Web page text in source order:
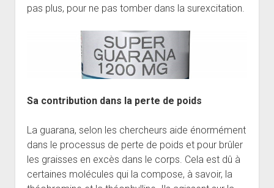
pas plus, pour ne pas tomber dans la surexcitation.
Sa contribution dans la perte de poids
La guarana, selon les chercheurs aide énormément
dans le processus de perte de poids et pour brûler
les graisses en excès dans le corps. Cela est dû à
certaines molécules qui la compose, à savoir, la